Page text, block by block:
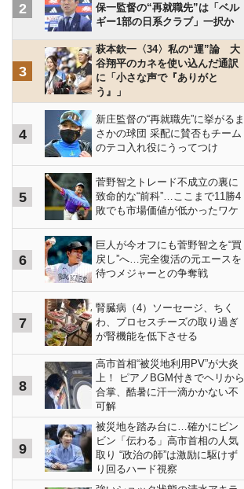
2
保一監督の“再就職先”は「ベル
ギー1部の日系クラブ」一択か
3
萩本欽一〈34〉私の“運”論 大
谷翔平のカネを使い込んだ通訳
に「小さな声で『ありがと
う』」
4
新庄監督の“再就職先”に挙がるま
さかの球団 采配に賛否もチーム
のテコ入れ役にうってつけ
5
菅野智之トレード不成立の裏に
致命的な“前科”…ここまで11勝4
敗でも市場価値が低かったワケ
6
巨人が今オフにも菅野智之を“買
戻し”へ…完全復活の元エースを
待つメジャーとの争奪戦
7
腎臓病（4）ソーセージ、ちく
わ、プロセスチーズの取り過ぎ
が腎機能を低下させる
8
高市首相“被災地利用PV”が大炎
上！ ピアノBGM付きでヘリから
合掌、酷暑に汗一滴かかない不
可解
9
被災地を踏み台に…確かにビン
ビン「伝わる」高市首相の人気
取り “政治の師”は激励に駆けず
り回るハード視察